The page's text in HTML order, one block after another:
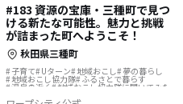
#183 資源の宝庫・三種町で見つ
ける新たな可能性。魅力と挑戦
が詰まった町へようこそ！
秋田県三種町
子育て Uターン 地域おこし 夢の暮らし
地域おこし協力隊 ふるさとで暮らす
温泉の近く 地域おこし協力隊に聞いてみた